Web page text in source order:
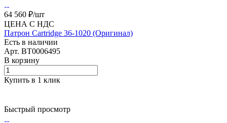
64 560 ₽/шт
ЦЕНА С НДС
Патрон Cartridge 36-1020 (Оригинал)
Есть в наличии
Арт. BT0006495
В корзину
Купить в 1 клик
Быстрый просмотр